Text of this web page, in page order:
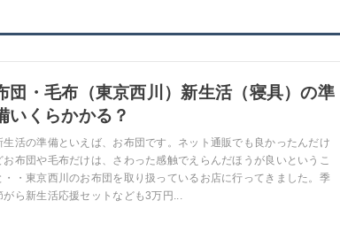
団・毛布（東京西川）新生活（寝具）の準
いくらかかる？
生活の準備といえば、お布団です。ネット通販でも良かったんだけ
お布団や毛布だけは、さわった感触でえらんだほうが良いというこ
・・東京西川のお布団を取り扱っているお店に行ってきました。季
がら新生活応援セットなども3万円...